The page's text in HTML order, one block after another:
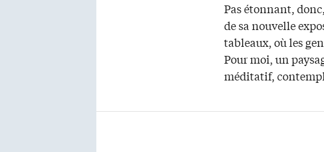
Pas étonnant,
de sa nouvelle
tableaux, où les
Pour moi, un
méditatif,